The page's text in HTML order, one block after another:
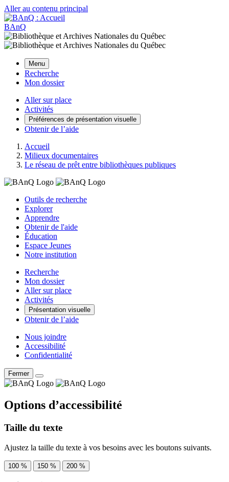
Aller au contenu principal
BAnQ
Menu
Recherche
Mon dossier
Aller sur place
Activités
Préférences de présentation visuelle
Obtenir de l’aide
Accueil
Milieux documentaires
Le réseau de prêt entre bibliothèques publiques
Outils de recherche
Explorer
Apprendre
Obtenir de l'aide
Éducation
Espace Jeunes
Notre institution
Recherche
Mon dossier
Aller sur place
Activités
Présentation visuelle
Obtenir de l’aide
Nous joindre
Accessibilité
Confidentialité
Fermer
Options d’accessibilité
Taille du texte
Ajustez la taille du texte à vos besoins avec les boutons suivants.
100 % 150 % 200 %